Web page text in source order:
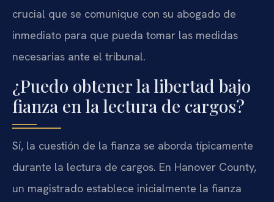
crucial que se comunique con su abogado de
inmediato para que pueda tomar las medidas
necesarias ante el tribunal.
¿Puedo obtener la libertad bajo
fianza en la lectura de cargos?
Sí, la cuestión de la fianza se aborda típicamente
durante la lectura de cargos. En Hanover County,
un magistrado establece inicialmente la fianza